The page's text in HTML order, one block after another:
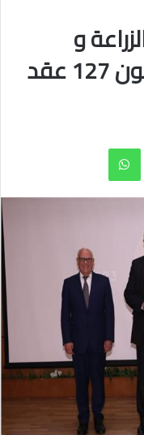
و
محافظ بورسعيد يسلمون 127 عقد
لينكدإن